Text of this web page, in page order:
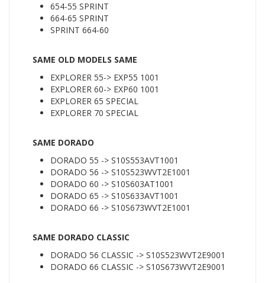
654-55 SPRINT
664-65 SPRINT
SPRINT 664-60
SAME OLD MODELS SAME
EXPLORER 55-> EXP55 1001
EXPLORER 60-> EXP60 1001
EXPLORER 65 SPECIAL
EXPLORER 70 SPECIAL
SAME DORADO
DORADO 55 -> S10S553AVT1001
DORADO 56 -> S10S523WVT2E1001
DORADO 60 -> S10S603AT1001
DORADO 65 -> S10S633AVT1001
DORADO 66 -> S10S673WVT2E1001
SAME DORADO CLASSIC
DORADO 56 CLASSIC -> S10S523WVT2E9001
DORADO 66 CLASSIC -> S10S673WVT2E9001